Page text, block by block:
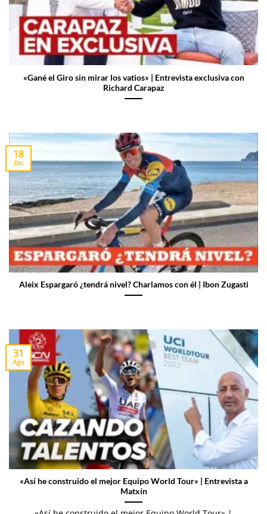
«Gané el Giro sin mirar los vatios» | Entrevista exclusiva con
Richard Carapaz
Aleix Espargaró ¿tendrá nivel? Charlamos con él | Ibon Zugasti
18
Dic
«Así he construido el mejor Equipo World Tour» | Entrevista a
Matxín
31
Ago